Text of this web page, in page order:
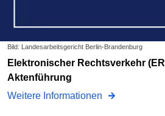
Bild: Landesarbeitsgericht Berlin-Brandenburg
Elektronischer Rechtsverkehr (ERV) und elektronische
Aktenführung
Weitere Informationen